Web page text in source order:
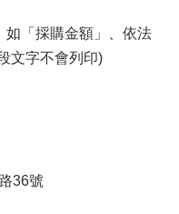
如「採購金額」、依法
文字不會列印)
36號